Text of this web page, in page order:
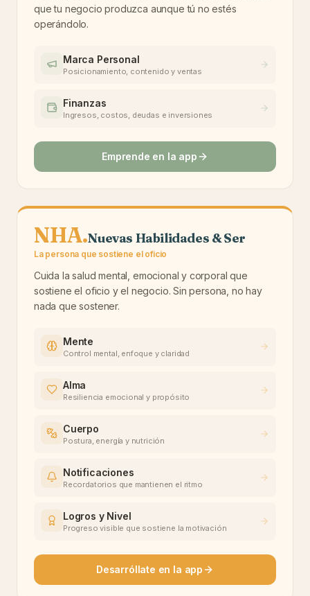
que tu negocio produzca aunque tú no estés
operándolo.
Marca Personal
Posicionamiento, contenido y ventas
Finanzas
Ingresos, costos, deudas e inversiones
Emprende en la app
NHA.Nuevas Habilidades & Ser
La persona que sostiene el oficio
Cuida la salud mental, emocional y corporal que
sostiene el oficio y el negocio. Sin persona, no hay
nada que sostener.
Mente
Control mental, enfoque y claridad
Alma
Resiliencia emocional y propósito
Cuerpo
Postura, energía y nutrición
Notificaciones
Recordatorios que mantienen el ritmo
Logros y Nivel
Progreso visible que sostiene la motivación
Desarróllate en la app